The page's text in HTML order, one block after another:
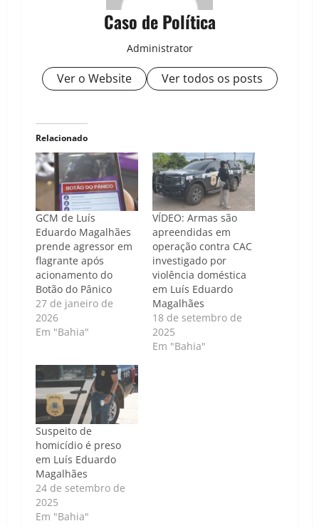
Caso de Política
Administrator
Ver o Website Ver todos os posts
Relacionado
GCM de Luís
Eduardo Magalhães
prende agressor em
flagrante após
acionamento do
Botão do Pânico
27 de janeiro de
2026
Em "Bahia"
VÍDEO: Armas são
apreendidas em
operação contra CAC
investigado por
violência doméstica
em Luís Eduardo
Magalhães
18 de setembro de
2025
Em "Bahia"
Suspeito de
homicídio é preso
em Luís Eduardo
Magalhães
24 de setembro de
2025
Em "Bahia"